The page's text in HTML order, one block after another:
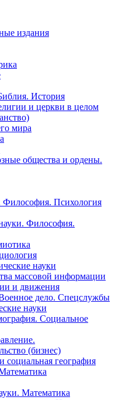
издания
История
и церкви в целом
мира
общества и ордены.
Психология
Философия.
науки
массовой информации
и движения
дело. Спецслужбы
науки
Социальное
(бизнес)
социальная география
Математика